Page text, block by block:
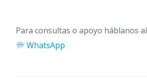
Para consultas o apoyo háblanos al
WhatsApp